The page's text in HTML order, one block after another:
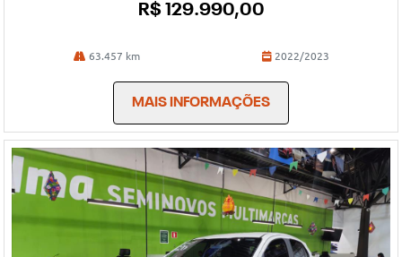
R$ 129.990,00
63.457 km 2022/2023
MAIS INFORMAÇÕES